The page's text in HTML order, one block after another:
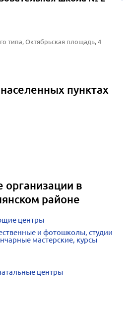
типа, Октябрьская площадь, 4
пунктах
организации в
районе
центры
и фотошколы, студии
мастерские, курсы
центры